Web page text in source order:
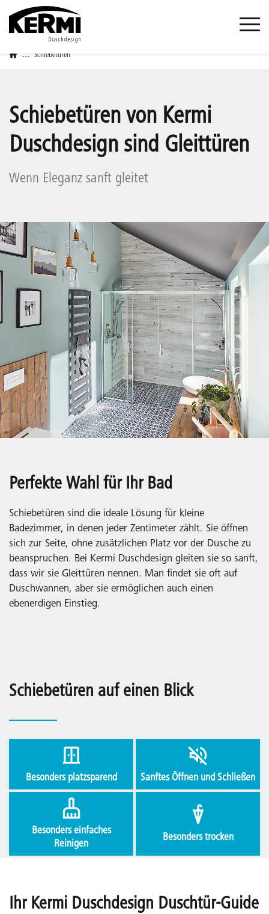
... Schiebetüren
Schiebetüren von Kermi
Duschdesign sind Gleittüren
Wenn Eleganz sanft gleitet
Perfekte Wahl für Ihr Bad
Schiebetüren sind die ideale Lösung für kleine
Badezimmer, in denen jeder Zentimeter zählt. Sie öffnen
sich zur Seite, ohne zusätzlichen Platz vor der Dusche zu
beanspruchen. Bei Kermi Duschdesign gleiten sie so sanft,
dass wir sie Gleittüren nennen. Man findet sie oft auf
Duschwannen, aber sie ermöglichen auch einen
ebenerdigen Einstieg.
Schiebetüren auf einen Blick
Besonders platzsparend Sanftes Öffnen und Schließen
Besonders einfaches
Reinigen
Besonders trocken
Ihr Kermi Duschdesign Duschtür-Guide